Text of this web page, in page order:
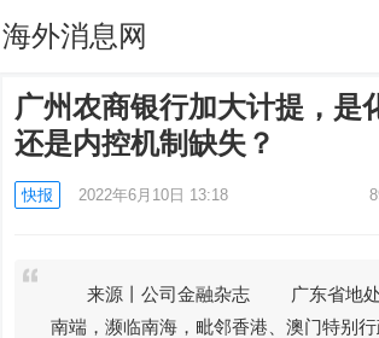
海外消息网
广州农商银行加大计提，是
还是内控机制缺失？
快报 2022年6月10日 13:18
来源丨公司金融杂志 广东省地处
南端，濒临南海，毗邻香港、澳门特别